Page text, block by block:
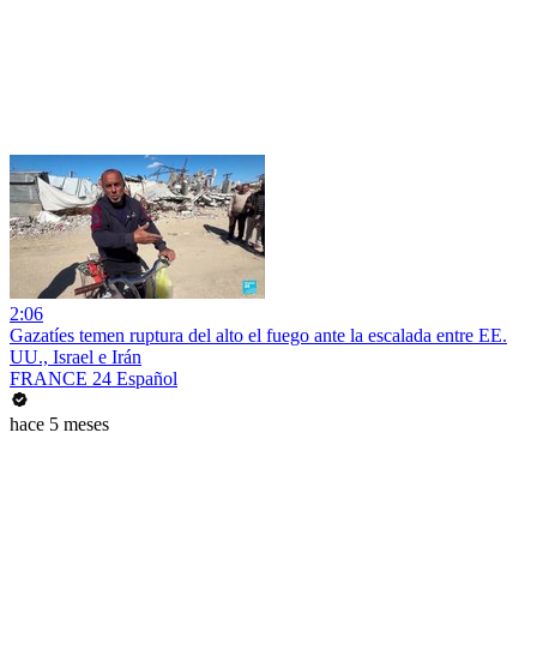
2:06
Gazatíes temen ruptura del alto el fuego ante la escalada entre EE.
UU., Israel e Irán
FRANCE 24 Español
hace 5 meses